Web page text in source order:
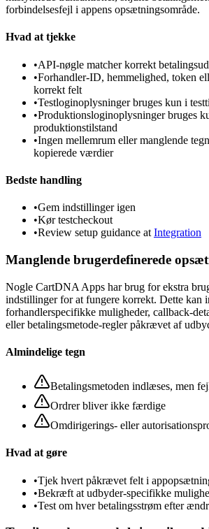
forbindelsesfejl i appens opsætningsområde.
Hvad at tjekke
•API-nøgle matcher korrekt
•Forhandler-ID, hemmelighed, token
korrekt felt
•Testloginoplysninger bruges kun i
•Produktionsloginoplysninger bruges
produktionstilstand
•Ingen mellemrum eller manglende
kopierede værdier
Bedste handling
•Gem indstillinger igen
•Kør testcheckout
•Review setup guidance at Integration
Manglende brugerdefinerede
Nogle CartDNA Apps har brug for ekstra
indstillinger for at fungere korrekt. Dette kan
forhandlerspecifikke muligheder, callback-
eller betalingsmetode-regler påkrævet af
Almindelige tegn
Betalingsmetoden indlæses, men
Ordrer bliver ikke færdige
Omdirigerings- eller
Hvad at gøre
•Tjek hvert påkrævet felt i
•Bekræft at udbyder-specifikke
•Test om hver betalingsstrøm efter